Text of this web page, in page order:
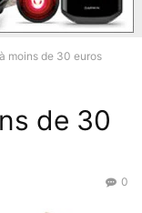
moins de 30 euros
de 30
0